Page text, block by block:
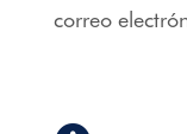
correo